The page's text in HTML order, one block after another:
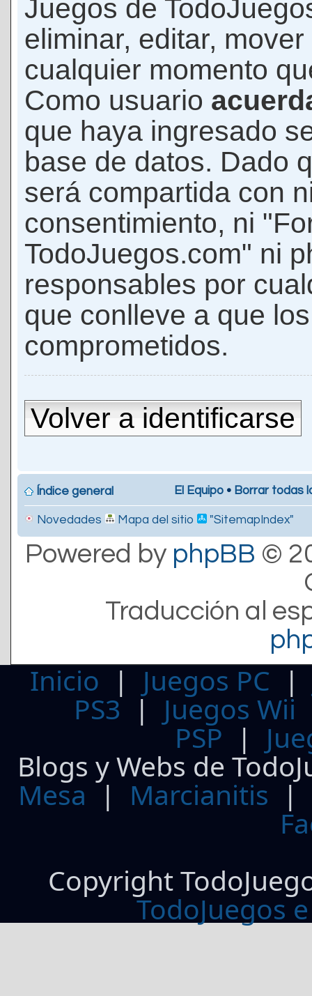
Juegos de
eliminar, editar,
cualquier momento
Como usuario
que haya ingresado
base de datos. Dado
será compartida con
consentimiento, ni
TodoJuegos.com" ni
responsables por
que conlleve a que
comprometidos.
Volver a identificarse
Índice general El Equipo • Borrar todas
Novedades Mapa del sitio "SitemapIndex"
Powered by phpBB ©
Traducción al
Inicio | Juegos PC
PS3| Juegos Wii
PSP |
Blogs y Webs de
Mesa | Marcianitis |
Copyright
TodoJuegos